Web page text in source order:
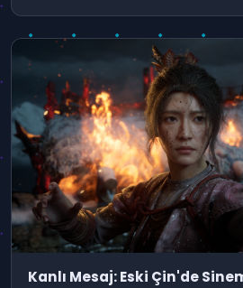
Kanlı Mesaj: Eski Çin'de